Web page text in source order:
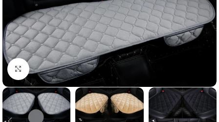
Click to enlarge